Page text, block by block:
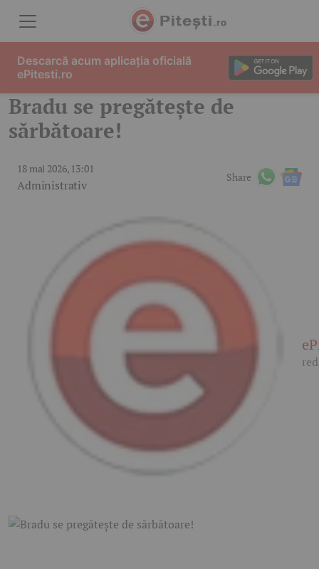
Bradu se pregătește de
sărbătoare!
18 mai 2026, 13:01
Administrativ
Share
Descarcă acum aplicația oficială
ePitesti.ro